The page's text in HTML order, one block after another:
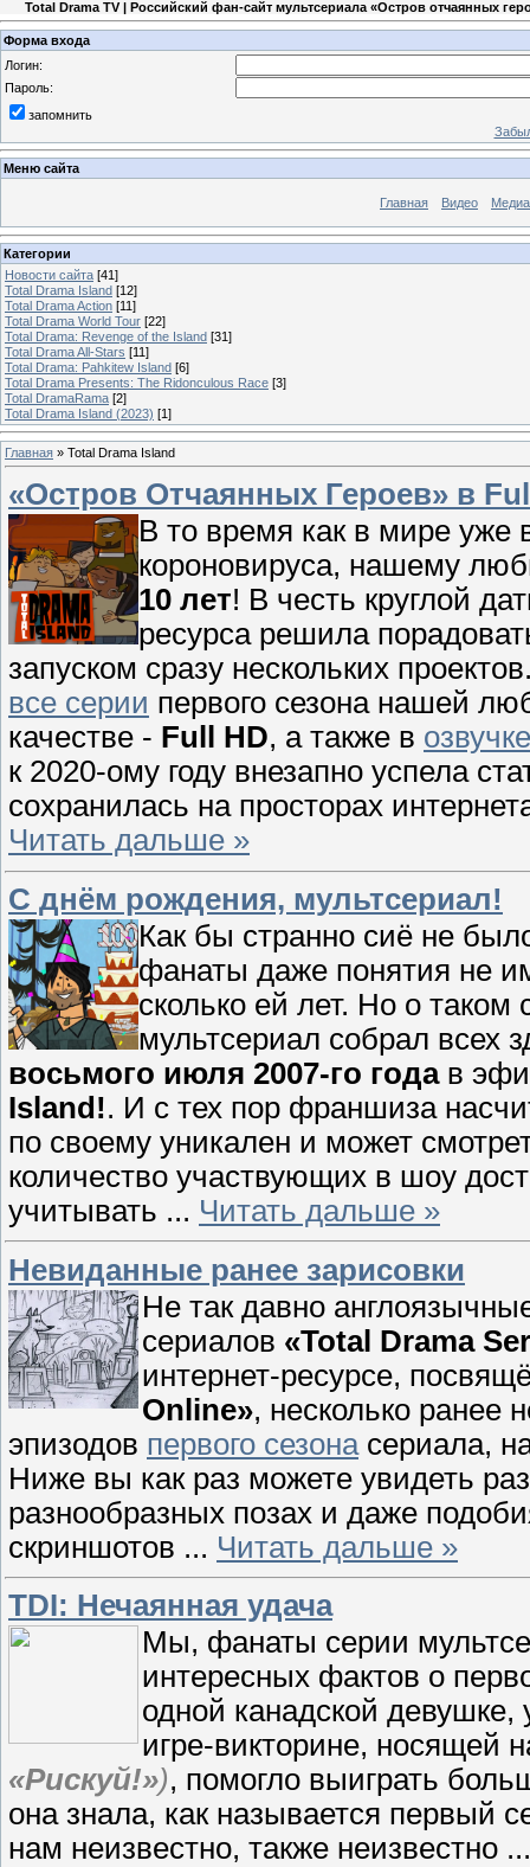
Total Drama TV | Российский фан-сайт мультсериала «Остров отчаянных
Форма входа
Логин:
Пароль:
запомнить
Меню сайта
Главная Видео Медиа
Категории
Новости сайта [41]
Total Drama Island [12]
Total Drama Action [11]
Total Drama World Tour [22]
Total Drama: Revenge of the Island [31]
Total Drama All-Stars [11]
Total Drama: Pahkitew Island [6]
Total Drama Presents: The Ridonculous Race [3]
Total DramaRama [2]
Total Drama Island (2023) [1]
Главная » Total Drama Island
«Остров Отчаянных Героев» в
В то время как в мире уже
короновируса, нашему
10 лет! В честь круглой
ресурса решила
запуском сразу нескольких
все серии первого сезона нашей
качестве - Full HD, а также в
к 2020-ому году внезапно успела
сохранилась на просторах
Читать дальше »
С днём рождения, мультсериал!
Как бы странно сиё не
фанаты даже понятия не
сколько ей лет. Но о
мультсериал собрал всех
восьмого июля 2007-го годав
Island!. И с тех пор франшиза
по своему уникален и может
количество участвующих в шоу
учитывать ... Читать дальше »
Невиданные ранее зарисовки
Не так давно
сериалов «Total Drama
интернет-ресурсе,
Online», несколько ранее
эпизодов первого сезона сериала,
Ниже вы как раз можете увидеть
разнообразных позах и даже
скриншотов ... Читать дальше »
TDI: Нечаянная удача
Мы, фанаты серии
интересных фактов о
одной канадской
игре-викторине, носящей
«Рискуй!»), помогло выиграть
она знала, как называется первый
нам неизвестно, также неизвестно